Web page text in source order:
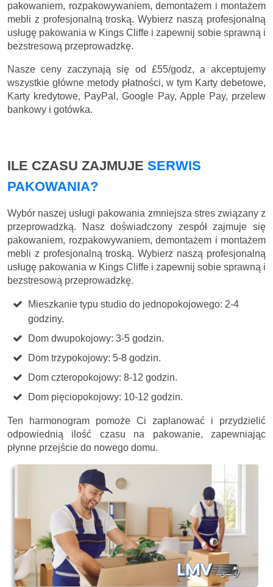
pakowaniem, rozpakowywaniem, demontażem i montażem
mebli z profesjonalną troską. Wybierz naszą profesjonalną
usługę pakowania w Kings Cliffe i zapewnij sobie sprawną i
bezstresową przeprowadzkę.
Nasze ceny zaczynają się od £55/godz, a akceptujemy
wszystkie główne metody płatności, w tym Karty debetowe,
Karty kredytowe, PayPal, Google Pay, Apple Pay, przelew
bankowy i gotówka.
ILE CZASU ZAJMUJE SERWIS
PAKOWANIA?
Wybór naszej usługi pakowania zmniejsza stres związany z
przeprowadzką. Nasz doświadczony zespół zajmuje się
pakowaniem, rozpakowywaniem, demontażem i montażem
mebli z profesjonalną troską. Wybierz naszą profesjonalną
usługę pakowania w Kings Cliffe i zapewnij sobie sprawną i
bezstresową przeprowadzkę.
Mieszkanie typu studio do jednopokojowego: 2-4
godziny.
Dom dwupokojowy: 3-5 godzin.
Dom trzypokojowy: 5-8 godzin.
Dom czteropokojowy: 8-12 godzin.
Dom pięciopokojowy: 10-12 godzin.
Ten harmonogram pomoże Ci zaplanować i przydzielić
odpowiednią ilość czasu na pakowanie, zapewniając
płynne przejście do nowego domu.